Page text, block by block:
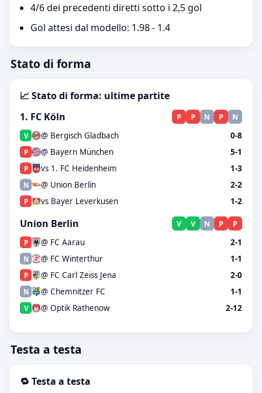
4/6 dei precedenti diretti sotto i 2,5 gol
Gol attesi dal modello: 1.98 - 1.4
Stato di forma
📈 Stato di forma: ultime partite
1. FC Köln
P P N P N
V @ Bergisch Gladbach 0-8
P @ Bayern München 5-1
P vs 1. FC Heidenheim 1-3
N @ Union Berlin 2-2
P vs Bayer Leverkusen 1-2
Union Berlin V V N P P
P @ FC Aarau 2-1
N @ FC Winterthur 1-1
P @ FC Carl Zeiss Jena 2-0
N @ Chemnitzer FC 1-1
V @ Optik Rathenow 2-12
Testa a testa
🔁 Testa a testa